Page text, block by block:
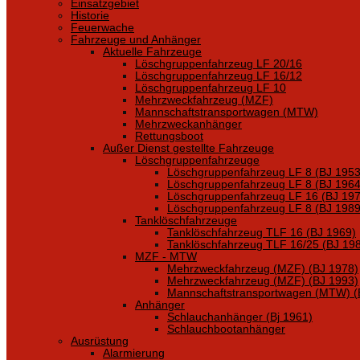
Einsatzgebiet
Historie
Feuerwache
Fahrzeuge und Anhänger
Aktuelle Fahrzeuge
Löschgruppenfahrzeug LF 20/16
Löschgruppenfahrzeug LF 16/12
Löschgruppenfahrzeug LF 10
Mehrzweckfahrzeug (MZF)
Mannschaftstransportwagen (MTW)
Mehrzweckanhänger
Rettungsboot
Außer Dienst gestellte Fahrzeuge
Löschgruppenfahrzeuge
Löschgruppenfahrzeug LF 8 (BJ
Löschgruppenfahrzeug LF 8 (BJ
Löschgruppenfahrzeug LF 16 (BJ
Löschgruppenfahrzeug LF 8 (BJ
Tanklöschfahrzeuge
Tanklöschfahrzeug TLF 16 (BJ 1969)
Tanklöschfahrzeug TLF 16/25 (BJ
MZF - MTW
Mehrzweckfahrzeug (MZF) (BJ 1978)
Mehrzweckfahrzeug (MZF) (BJ 1993)
Mannschaftstransportwagen (MTW)
Anhänger
Schlauchanhänger (Bj 1961)
Schlauchbootanhänger
Ausrüstung
Alarmierung